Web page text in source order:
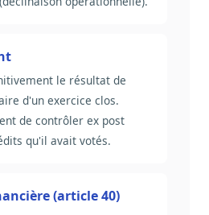
le résultat de
d'un exercice clos.
de contrôler ex post
qu'il avait votés.
(article 40)